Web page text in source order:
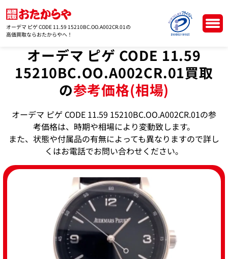
オーデマ ピゲ CODE 11.59 15210BC.OO.A002CR.01の
高価買取ならおたからやへ！
オーデマ ピゲ CODE 11.59
15210BC.OO.A002CR.01買取
の参考価格(相場)
オーデマ ピゲ CODE 11.59 15210BC.OO.A002CR.01の参
考価格は、時期や相場により変動致します。
また、状態や付属品の有無によっても異なりますので詳し
くはお電話でお問い合わせください。